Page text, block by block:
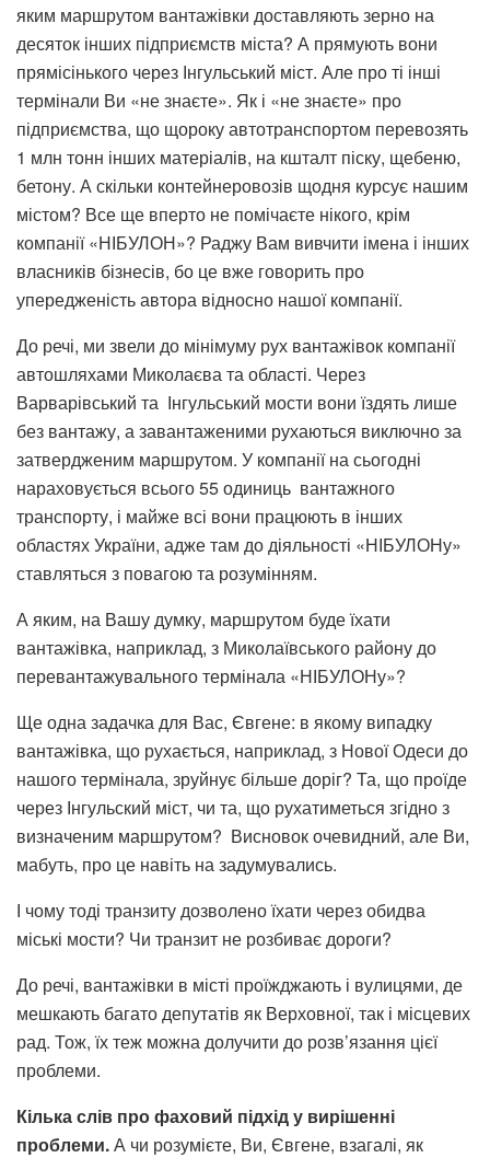
яким маршрутом вантажівки доставляють зерно на
десяток інших підприємств міста? А прямують вони
прямісінького через Інгульський міст. Але про ті інші
термінали Ви «не знаєте». Як і «не знаєте» про
підприємства, що щороку автотранспортом перевозять
1 млн тонн інших матеріалів, на кшталт піску, щебеню,
бетону. А скільки контейнеровозів щодня курсує нашим
містом? Все ще вперто не помічаєте нікого, крім
компанії «НІБУЛОН»? Раджу Вам вивчити імена і інших
власників бізнесів, бо це вже говорить про
упередженість автора відносно нашої компанії.
До речі, ми звели до мінімуму рух вантажівок компанії
автошляхами Миколаєва та області. Через
Варварівський та Інгульський мости вони їздять лише
без вантажу, а завантаженими рухаються виключно за
затвердженим маршрутом. У компанії на сьогодні
нараховується всього 55 одиниць вантажного
транспорту, і майже всі вони працюють в інших
областях України, адже там до діяльності «НІБУЛОНу»
ставляться з повагою та розумінням.
А яким, на Вашу думку, маршрутом буде їхати
вантажівка, наприклад, з Миколаївського району до
перевантажувального термінала «НІБУЛОНу»?
Ще одна задачка для Вас, Євгене: в якому випадку
вантажівка, що рухається, наприклад, з Нової Одеси до
нашого термінала, зруйнує більше доріг? Та, що проїде
через Інгульский міст, чи та, що рухатиметься згідно з
визначеним маршрутом? Висновок очевидний, але Ви,
мабуть, про це навіть на задумувались.
І чому тоді транзиту дозволено їхати через обидва
міські мости? Чи транзит не розбиває дороги?
До речі, вантажівки в місті проїжджають і вулицями, де
мешкають багато депутатів як Верховної, так і місцевих
рад. Тож, їх теж можна долучити до розв’язання цієї
проблеми.
Кілька слів про фаховий підхід у вирішенні
проблеми.А чи розумієте, Ви, Євгене, взагалі, як